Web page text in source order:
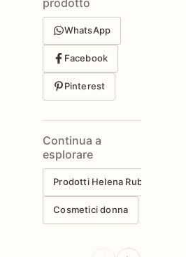
WhatsApp
Facebook
Pinterest
Continua a
esplorare
Prodotti Helena Rubinstein
Cosmetici donna